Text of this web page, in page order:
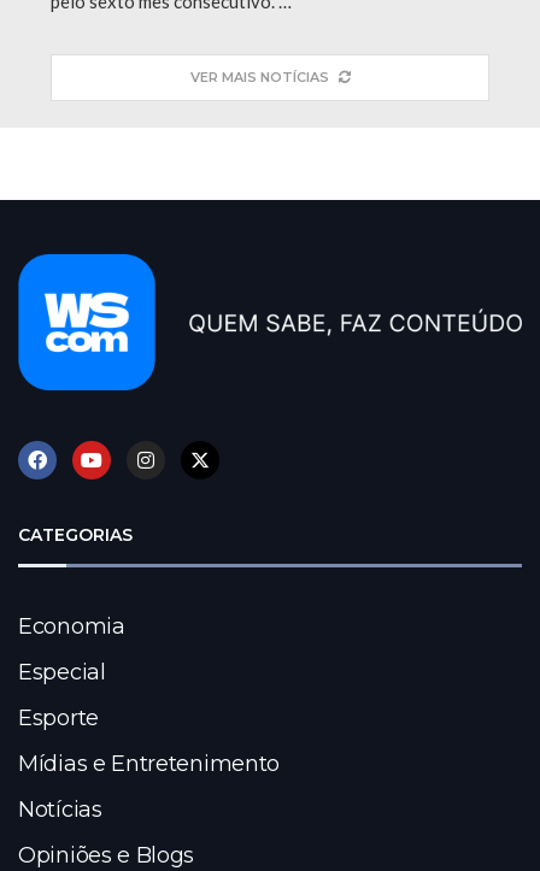
VER MAIS NOTÍCIAS
CATEGORIAS
Economia
Especial
Esporte
Mídias e Entretenimento
Notícias
Opiniões e Blogs